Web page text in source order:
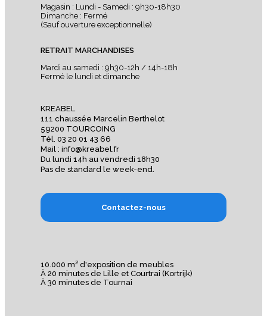
Magasin : Lundi - Samedi : 9h30-18h30
Dimanche : Fermé
(Sauf ouverture exceptionnelle)
RETRAIT MARCHANDISES
Mardi au samedi : 9h30-12h / 14h-18h
Fermé le lundi et dimanche
KREABEL
111 chaussée Marcelin Berthelot
59200 TOURCOING
Tél. 03 20 01 43 66
Mail : info@kreabel.fr
Du lundi 14h au vendredi 18h30
Pas de standard le week-end.
Contactez-nous
10.000 m² d'exposition de meubles
À 20 minutes de Lille et Courtrai (Kortrijk)
À 30 minutes de Tournai